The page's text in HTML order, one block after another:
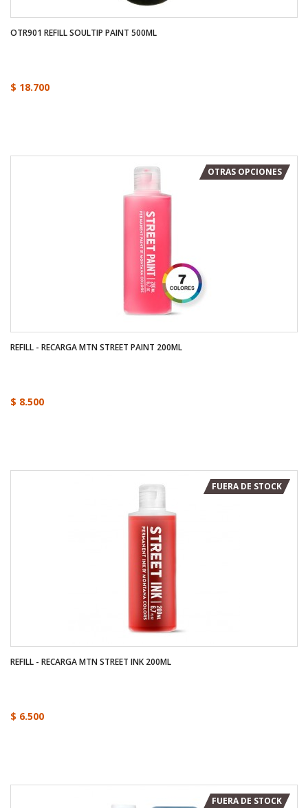
OTR901 REFILL SOULTIP PAINT 500ML
$ 18.700
OTRAS OPCIONES
REFILL - RECARGA MTN STREET PAINT 200ML
$ 8.500
FUERA DE STOCK
REFILL - RECARGA MTN STREET INK 200ML
$ 6.500
FUERA DE STOCK